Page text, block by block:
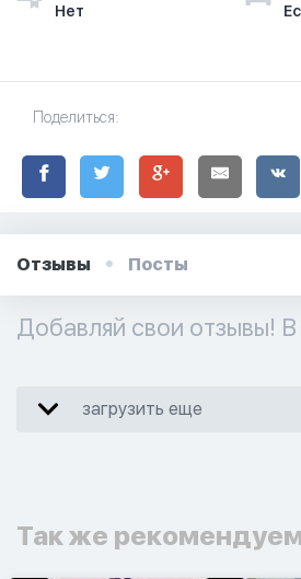
Нет
Поделиться:
Отзывы Посты
Добавляй свои отзывы! В
загрузить еще
Так же